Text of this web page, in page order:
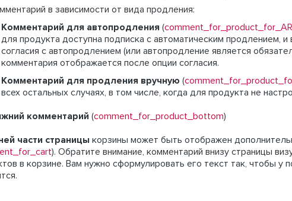
в зависимости от вида продления:
Комментарий для автопродления (comment_for_product_for_AR
для продукта доступна подписка с автоматическим продлением, и
согласия с автопродлением (или автопродление является
комментария отображается после опции согласия.
Комментарий для продления вручную (
всех остальных случаях, в том числе, когда для продукта не
комментарий (comment_for_product_bottom)
части страницы корзины может быть отображен
). Обратите внимание, комментарий внизу страницы
в корзине. Вам нужно сформулировать его текст так, чтобы у